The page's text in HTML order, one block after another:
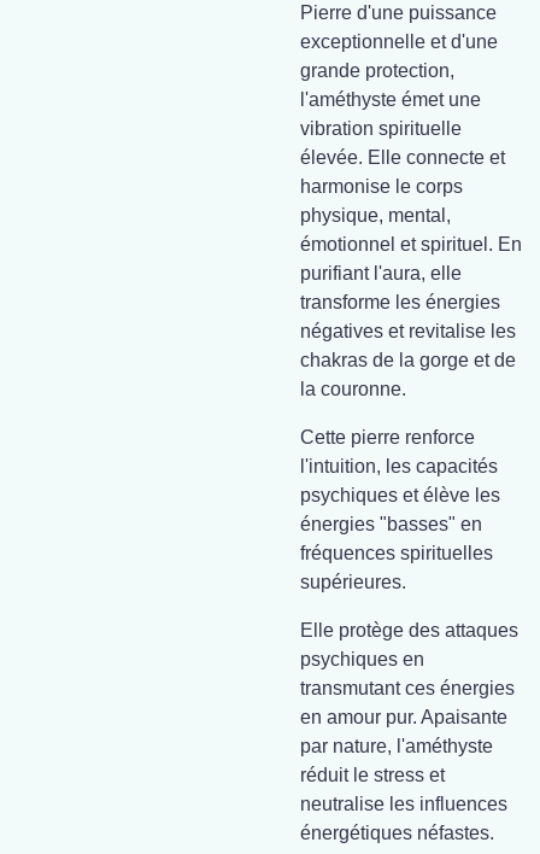
Pierre d'une puissance
exceptionnelle et d'une
grande protection,
l'améthyste émet une
vibration spirituelle
élevée. Elle connecte et
harmonise le corps
physique, mental,
émotionnel et spirituel. En
purifiant l'aura, elle
transforme les énergies
négatives et revitalise les
chakras de la gorge et de
la couronne.
Cette pierre renforce
l'intuition, les capacités
psychiques et élève les
énergies "basses" en
fréquences spirituelles
supérieures.
Elle protège des attaques
psychiques en
transmutant ces énergies
en amour pur. Apaisante
par nature, l'améthyste
réduit le stress et
neutralise les influences
énergétiques néfastes.